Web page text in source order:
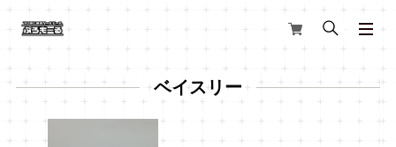
ベイスリー